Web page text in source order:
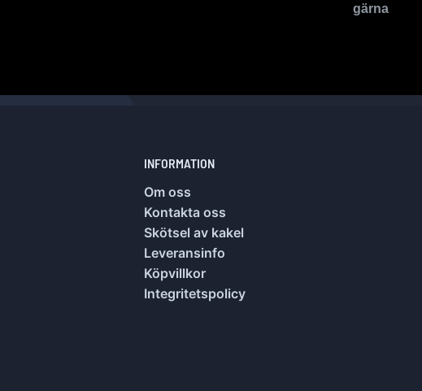
gärna
INFORMATION
Om oss
Kontakta oss
Skötsel av kakel
Leveransinfo
Köpvillkor
Integritetspolicy